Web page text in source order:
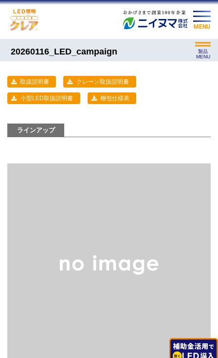
MENU
20260116_LED_campaign
製品
MENU
取扱説明書 クレーン取扱説明書
小型LED取扱説明書 梱包仕様表
ラインアップ